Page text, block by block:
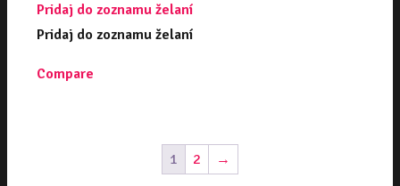
Pridaj do zoznamu želaní
Pridaj do zoznamu želaní
Compare
1 2 →